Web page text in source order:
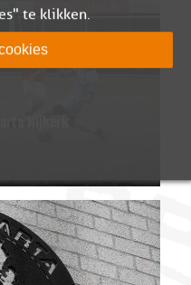
te klikken.